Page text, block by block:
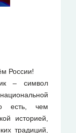
России!
– символ
есть, чем
историей,
традиций,